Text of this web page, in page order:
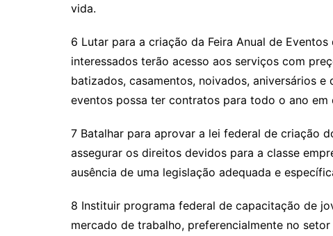
vida.
6 Lutar para a criação da Feira Anual de
interessados terão acesso aos serviços com
batizados, casamentos, noivados, aniversários
eventos possa ter contratos para todo o ano em
7 Batalhar para aprovar a lei federal de criação
assegurar os direitos devidos para a classe
ausência de uma legislação adequada e
8 Instituir programa federal de capacitação de
mercado de trabalho, preferencialmente no